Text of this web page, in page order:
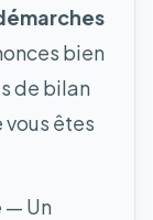
bien
de bilan
êtes
— Un